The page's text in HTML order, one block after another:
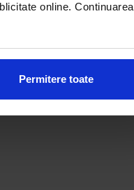
online. Continuarea
Permitere toate